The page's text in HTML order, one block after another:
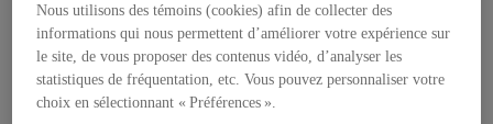
Actualités
À propos
Accessibilité
Contact
Mandat
Historique
Nous utilisons des témoins (cookies) afin de collecter des
informations qui nous permettent d’améliorer votre expérience sur
le site, de vous proposer des contenus vidéo, d’analyser les
statistiques de fréquentation, etc. Vous pouvez personnaliser votre
choix en sélectionnant « Préférences ».